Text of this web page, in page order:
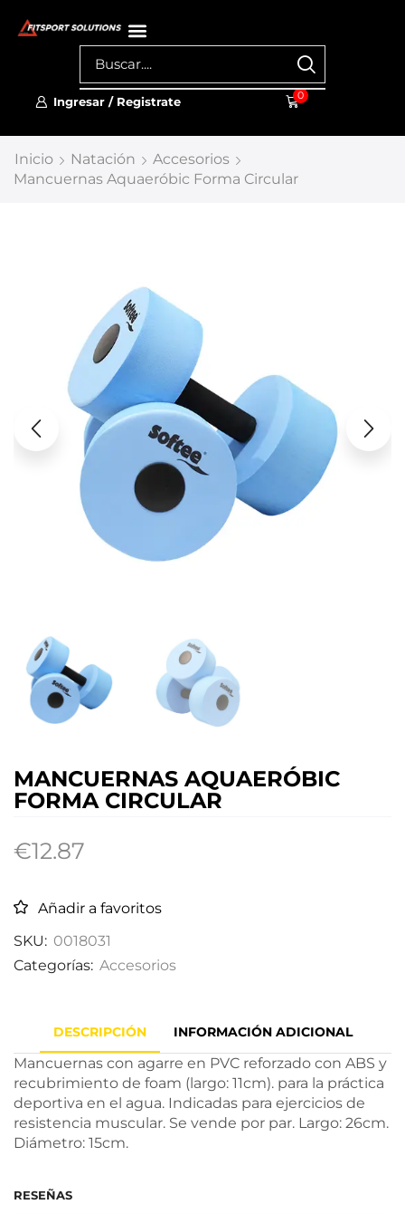
Ingresar / Registrate 0
Inicio Natación
Accesorios
Mancuernas Aquaeróbic Forma Circular
MANCUERNAS AQUAERÓBIC
FORMA CIRCULAR
€12.87
Añadir a favoritos
SKU: 0018031
Categorías: Accesorios
DESCRIPCIÓN INFORMACIÓN ADICIONAL
Mancuernas con agarre en PVC reforzado con ABS y
recubrimiento de foam (largo: 11cm). para la práctica
deportiva en el agua. Indicadas para ejercicios de
resistencia muscular. Se vende por par. Largo: 26cm.
Diámetro: 15cm.
RESEÑAS